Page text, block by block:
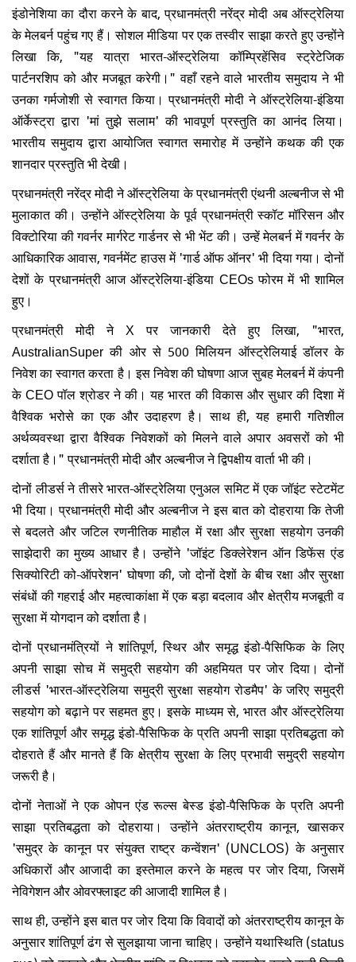
इंडोनेशिया का दौरा करने के बाद, प्रधानमंत्री नरेंद्र मोदी अब ऑस्ट्रेलिया
के मेलबर्न पहुंच गए हैं। सोशल मीडिया पर एक तस्वीर साझा करते हुए उन्होंने
लिखा कि, "यह यात्रा भारत-ऑस्ट्रेलिया कॉम्प्रिहेंसिव स्ट्रेटेजिक
पार्टनरशिप को और मजबूत करेगी।" वहाँ रहने वाले भारतीय समुदाय ने भी
उनका गर्मजोशी से स्वागत किया। प्रधानमंत्री मोदी ने ऑस्ट्रेलिया-इंडिया
ऑर्केस्ट्रा द्वारा 'मां तुझे सलाम' की भावपूर्ण प्रस्तुति का आनंद लिया।
भारतीय समुदाय द्वारा आयोजित स्वागत समारोह में उन्होंने कथक की एक
शानदार प्रस्तुति भी देखी।
प्रधानमंत्री नरेंद्र मोदी ने ऑस्ट्रेलिया के प्रधानमंत्री एंथनी अल्बनीज से भी
मुलाकात की। उन्होंने ऑस्ट्रेलिया के पूर्व प्रधानमंत्री स्कॉट मॉरिसन और
विक्टोरिया की गवर्नर मार्गरेट गार्डनर से भी भेंट की। उन्हें मेलबर्न में गवर्नर के
आधिकारिक आवास, गवर्नमेंट हाउस में 'गार्ड ऑफ ऑनर' भी दिया गया। दोनों
देशों के प्रधानमंत्री आज ऑस्ट्रेलिया-इंडिया CEOs फोरम में भी शामिल
हुए।
प्रधानमंत्री मोदी ने X पर जानकारी देते हुए लिखा, "भारत,
AustralianSuper की ओर से 500 मिलियन ऑस्ट्रेलियाई डॉलर के
निवेश का स्वागत करता है। इस निवेश की घोषणा आज सुबह मेलबर्न में कंपनी
के CEO पॉल श्रोडर ने की। यह भारत की विकास और सुधार की दिशा में
वैश्विक भरोसे का एक और उदाहरण है। साथ ही, यह हमारी गतिशील
अर्थव्यवस्था द्वारा वैश्विक निवेशकों को मिलने वाले अपार अवसरों को भी
दर्शाता है।" प्रधानमंत्री मोदी और अल्बनीज ने द्विपक्षीय वार्ता भी की।
दोनों लीडर्स ने तीसरे भारत-ऑस्ट्रेलिया एनुअल समिट में एक जॉइंट स्टेटमेंट
भी दिया। प्रधानमंत्री मोदी और अल्बनीज ने इस बात को दोहराया कि तेजी
से बदलते और जटिल रणनीतिक माहौल में रक्षा और सुरक्षा सहयोग उनकी
साझेदारी का मुख्य आधार है। उन्होंने 'जॉइंट डिक्लेरेशन ऑन डिफेंस एंड
सिक्योरिटी को-ऑपरेशन' घोषणा की, जो दोनों देशों के बीच रक्षा और सुरक्षा
संबंधों की गहराई और महत्वाकांक्षा में एक बड़ा बदलाव और क्षेत्रीय मजबूती व
सुरक्षा में योगदान को दर्शाता है।
दोनों प्रधानमंत्रियों ने शांतिपूर्ण, स्थिर और समृद्ध इंडो-पैसिफिक के लिए
अपनी साझा सोच में समुद्री सहयोग की अहमियत पर जोर दिया। दोनों
लीडर्स 'भारत-ऑस्ट्रेलिया समुद्री सुरक्षा सहयोग रोडमैप' के जरिए समुद्री
सहयोग को बढ़ाने पर सहमत हुए। इसके माध्यम से, भारत और ऑस्ट्रेलिया
एक शांतिपूर्ण और समृद्ध इंडो-पैसिफिक के प्रति अपनी साझा प्रतिबद्धता को
दोहराते हैं और मानते हैं कि क्षेत्रीय सुरक्षा के लिए प्रभावी समुद्री सहयोग
जरूरी है।
दोनों नेताओं ने एक ओपन एंड रूल्स बेस्ड इंडो-पैसिफिक के प्रति अपनी
साझा प्रतिबद्धता को दोहराया। उन्होंने अंतरराष्ट्रीय कानून, खासकर
'समुद्र के कानून पर संयुक्त राष्ट्र कन्वेंशन' (UNCLOS) के अनुसार
अधिकारों और आजादी का इस्तेमाल करने के महत्व पर जोर दिया, जिसमें
नेविगेशन और ओवरफ्लाइट की आजादी शामिल है।
साथ ही, उन्होंने इस बात पर जोर दिया कि विवादों को अंतरराष्ट्रीय कानून के
अनुसार शांतिपूर्ण ढंग से सुलझाया जाना चाहिए। उन्होंने यथास्थिति (status